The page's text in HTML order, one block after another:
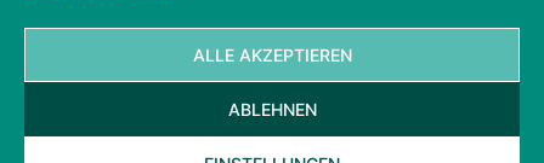
ALLE AKZEPTIEREN
ABLEHNEN
Kontakt Datenschutz Impressum
Cookies
Glaserhandwerk | Links